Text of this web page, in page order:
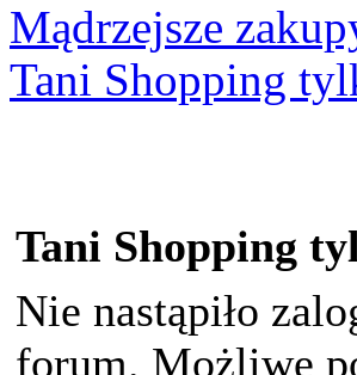
Mądrzejsze
Tani Shopping
Tani Shopping
Nie nastąpiło
forum. Możliwe